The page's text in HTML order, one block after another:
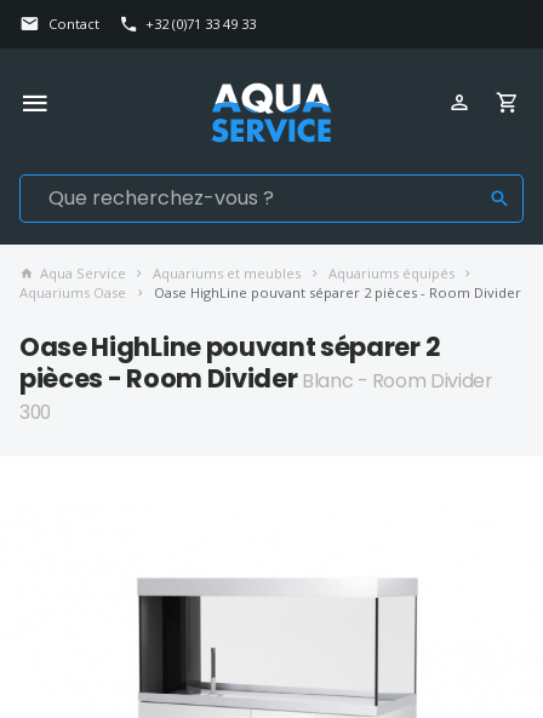
Contact +32 (0)71 33 49 33
Aqua Service Aquariums et meubles
Aquariums équipés
Aquariums Oase
Oase HighLine pouvant séparer 2 pièces - Room Divider
Oase HighLine pouvant séparer 2
pièces - Room DividerBlanc - Room Divider
300